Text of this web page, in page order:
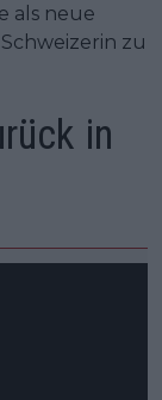
als neue
zu
in